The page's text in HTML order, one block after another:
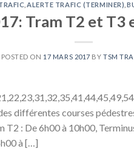
ALERTE TRAFIC (TERMINER)
Tram T2 et
POSTED ON 17 MARS 2017 BYTSM
différentes courses
: De 6h00 à 10h00,
à […]